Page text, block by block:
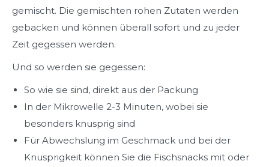
gemischt. Die gemischten rohen Zutaten werden
gebacken und können überall sofort und zu jeder
Zeit gegessen werden.
Und so werden sie gegessen:
So wie sie sind, direkt aus der Packung
In der Mikrowelle 2-3 Minuten, wobei sie
besonders knusprig sind
Für Abwechslung im Geschmack und bei der
Knusprigkeit können Sie die Fischsnacks mit oder